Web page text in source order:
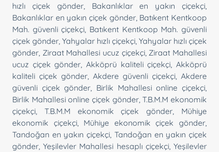
hızlı çiçek gönder, Bakanlıklar en yakın çiçekçi
Bakanlıklar en yakın çiçek gönder, Batıkent Kentkoop
Mah. güvenli çiçekçi Batıkent Kentkoop Mah. güvenli
çiçek gönder Yahyalar hızlı çiçekçi Yahyalar hızlı çiçek
gönder Ziraat Mahallesi ucuz çiçekçi, Ziraat Mahallesi
ucuz çiçek gönder ,Akköprü kaliteli çiçekçi ,Akköprü
kaliteli çiçek gönder Akdere güvenli çiçekçi Akdere
güvenli çiçek gönder
Birlik Mahallesi online çiçekçi
Birlik Mahallesi online çiçek gönder,T.B.M.M ekonomik
çiçekçi
T.B.M.M ekonomik çiçek gönder
Mühiye
ekonomik çiçekçi, Mühiye ekonomik çiçek gönder
Tandoğan en yakın çiçekçi Tandoğan en yakın çiçek
gönder ,Yeşilevler Mahallesi hesaplı çiçekçi,Yeşilevler